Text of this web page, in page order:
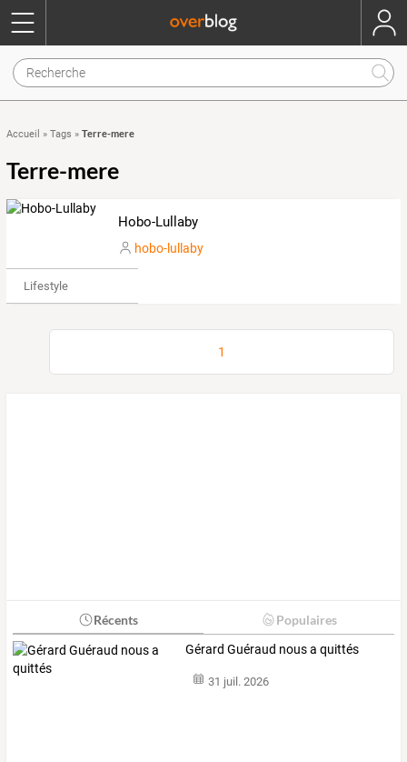
Accueil » Tags » Terre-mere
Terre-mere
Hobo-Lullaby
hobo-lullaby
Lifestyle
1
Récents Populaires
Gérard Guéraud nous a quittés
31 juil. 2026